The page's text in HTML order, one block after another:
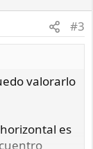
#3
valorarlo
es